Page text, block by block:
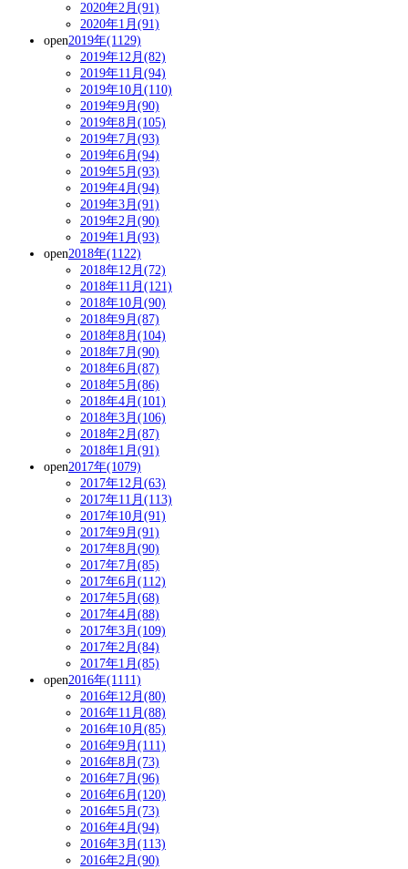
2020年2月(91)
2020年1月(91)
open2019年(1129)
2019年12月(82)
2019年11月(94)
2019年10月(110)
2019年9月(90)
2019年8月(105)
2019年7月(93)
2019年6月(94)
2019年5月(93)
2019年4月(94)
2019年3月(91)
2019年2月(90)
2019年1月(93)
open2018年(1122)
2018年12月(72)
2018年11月(121)
2018年10月(90)
2018年9月(87)
2018年8月(104)
2018年7月(90)
2018年6月(87)
2018年5月(86)
2018年4月(101)
2018年3月(106)
2018年2月(87)
2018年1月(91)
open2017年(1079)
2017年12月(63)
2017年11月(113)
2017年10月(91)
2017年9月(91)
2017年8月(90)
2017年7月(85)
2017年6月(112)
2017年5月(68)
2017年4月(88)
2017年3月(109)
2017年2月(84)
2017年1月(85)
open2016年(1111)
2016年12月(80)
2016年11月(88)
2016年10月(85)
2016年9月(111)
2016年8月(73)
2016年7月(96)
2016年6月(120)
2016年5月(73)
2016年4月(94)
2016年3月(113)
2016年2月(90)